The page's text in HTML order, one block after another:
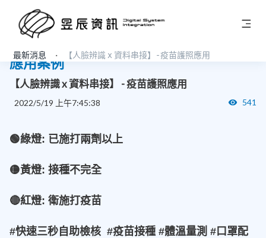
最新消息 【人臉辨識 x 資料串接】 - 疫苗護照應用
應用案例
【人臉辨識 x 資料串接】 - 疫苗護照應用
2022/5/19 上午7:45:38 541
🟢綠燈: 已施打兩劑以上
🟡黃燈: 接種不完全
🔴紅燈: 衛施打疫苗
#快速三秒自助檢核 #疫苗接種 #體溫量測 #口罩配